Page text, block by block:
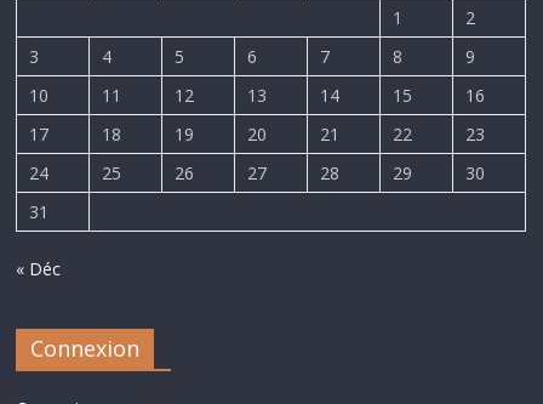
1
2
3
4 5 6 7 8
9
10
11 12 13 14 15
16
17
18 19 20 21 22
23
24
25 26 27 28 29
30
31
« Déc
Connexion